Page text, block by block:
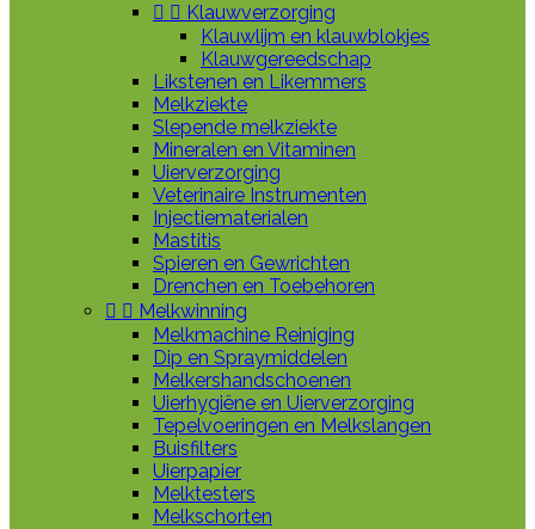
  Klauwverzorging
Klauwlijm en klauwblokjes
Klauwgereedschap
Likstenen en Likemmers
Melkziekte
Slepende melkziekte
Mineralen en Vitaminen
Uierverzorging
Veterinaire Instrumenten
Injectiematerialen
Mastitis
Spieren en Gewrichten
Drenchen en Toebehoren
  Melkwinning
Melkmachine Reiniging
Dip en Spraymiddelen
Melkershandschoenen
Uierhygiëne en Uierverzorging
Tepelvoeringen en Melkslangen
Buisfilters
Uierpapier
Melktesters
Melkschorten